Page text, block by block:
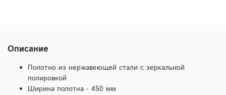
Описание
Полотно из нержавеющей стали с зеркальной
полировкой
Ширина полотна - 450 мм